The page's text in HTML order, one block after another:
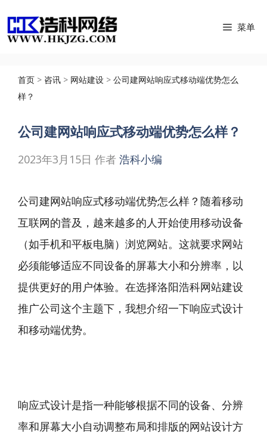
至
菜单
首页 > 咨讯 > 网站建设 > 公司建网站响应式移动端优势怎么
样？
公司建网站响应式移动端优势怎么样？
2023年3月15日 作者 浩科小编
公司建网站响应式移动端优势怎么样？随着移动
互联网的普及，越来越多的人开始使用移动设备
（如手机和平板电脑）浏览网站。这就要求网站
必须能够适应不同设备的屏幕大小和分辨率，以
提供更好的用户体验。在选择洛阳浩科网站建设
推广公司这个主题下，我想介绍一下响应式设计
和移动端优势。
响应式设计是指一种能够根据不同的设备、分辨
率和屏幕大小自动调整布局和排版的网站设计方